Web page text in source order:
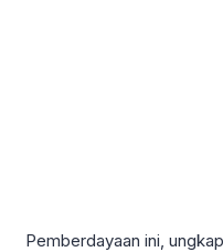
Pemberdayaan ini,